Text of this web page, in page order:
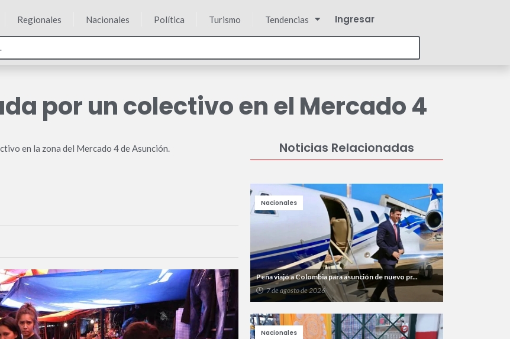
Regionales Nacionales Política Turismo Tendencias Ingresar
por un colectivo en el Mercado 4
en la zona del Mercado 4 de Asunción. Noticias Relacionadas
Peña viajó a Colombia para asunción de nuevo pr...
7 de agosto de 2026
Nacionales
Nacionales